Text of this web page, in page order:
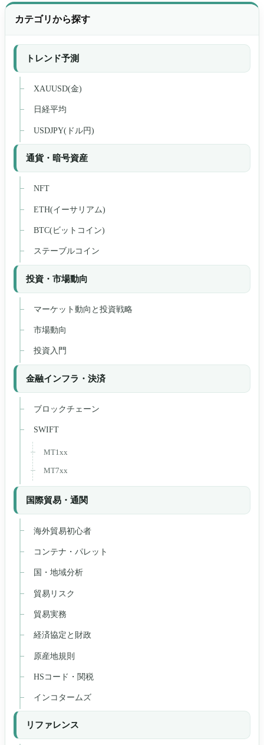
カテゴリから探す
トレンド予測
XAUUSD(金)
日経平均
USDJPY(ドル円)
通貨・暗号資産
NFT
ETH(イーサリアム)
BTC(ビットコイン)
ステーブルコイン
投資・市場動向
マーケット動向と投資戦略
市場動向
投資入門
金融インフラ・決済
ブロックチェーン
SWIFT
MT1xx
MT7xx
国際貿易・通関
海外貿易初心者
コンテナ・パレット
国・地域分析
貿易リスク
貿易実務
経済協定と財政
原産地規則
HSコード・関税
インコタームズ
リファレンス